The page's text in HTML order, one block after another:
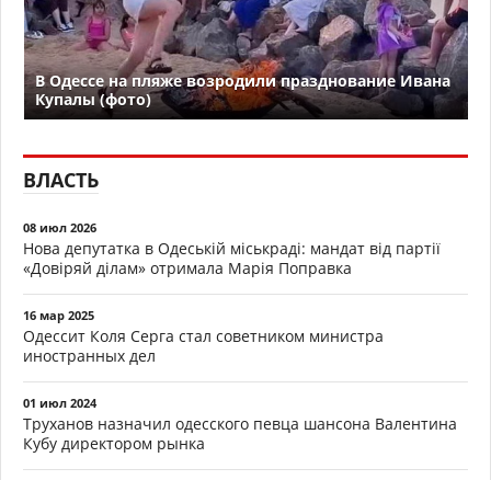
В Одессе на пляже возродили празднование Ивана
Купалы (фото)
ВЛАСТЬ
08 июл 2026
Нова депутатка в Одеській міськраді: мандат від партії
«Довіряй ділам» отримала Марія Поправка
16 мар 2025
Одессит Коля Серга стал советником министра
иностранных дел
01 июл 2024
Труханов назначил одесского певца шансона Валентина
Кубу директором рынка